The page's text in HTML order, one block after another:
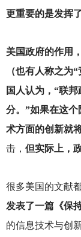
更重要的是发挥
美国政府的作用
（也有人称之为
国人认为，“联
分。”如果在这
术方面的创新就
击， 但实际上，
很多美国的文献
发表了一篇《保
的信息技术与创